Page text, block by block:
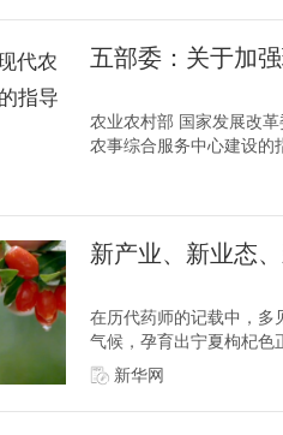
五部委：关于加
农业农村部 国家发展改
农事综合服务中心建设的
新产业、新业态
在历代药师的记载中，多
气候，孕育出宁夏枸杞色
新华网